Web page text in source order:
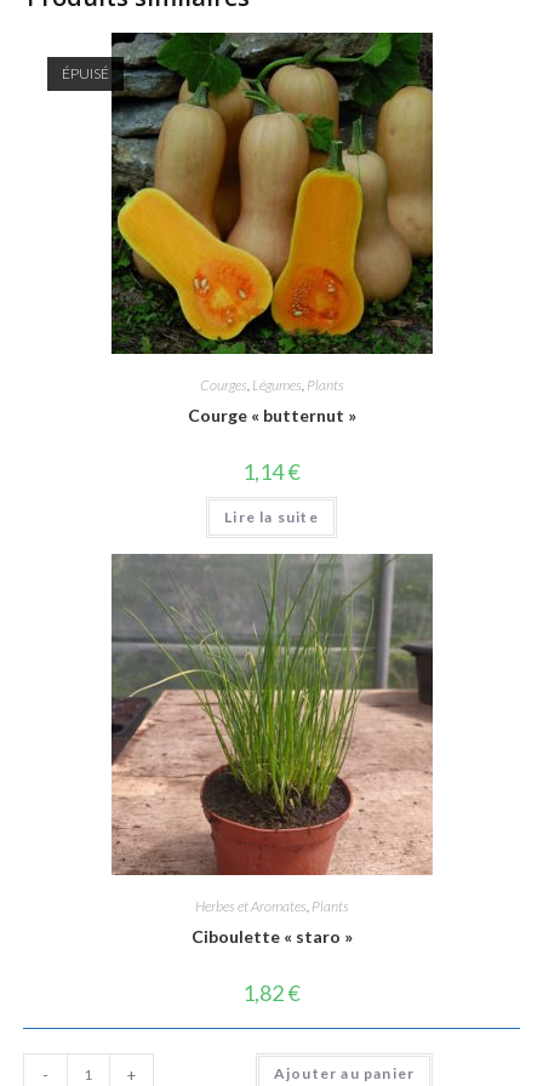
ÉPUISÉ
Courges, Légumes, Plants
Courge « butternut »
1,14€
Lire la suite
Herbes et Aromates Plants
Ciboulette « staro »
1,82€
quantité
de
- + Ajouter au panier